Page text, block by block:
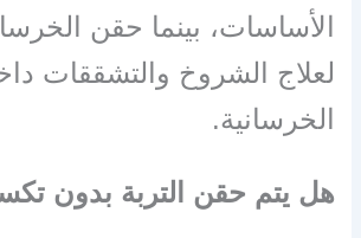
الأساسات، بينما حقن
لعلاج الشروخ والتشققات
الخرسانية.
هل يتم حقن التربة بدون